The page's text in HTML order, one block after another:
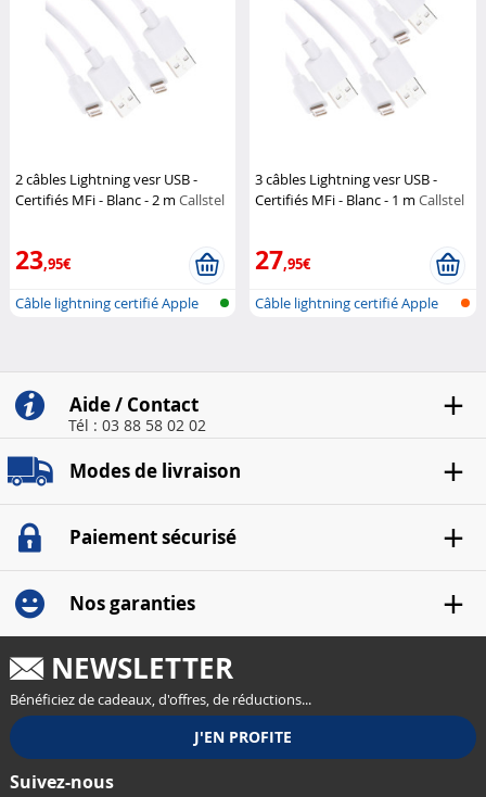
2 câbles Lightning vesr USB -
Certifiés MFi - Blanc - 2 m Callstel
23,95€
Câble lightning certifié Apple
3 câbles Lightning vesr USB -
Certifiés MFi - Blanc - 1 mCallstel
27,95€
Câble lightning certifié Apple
Aide / Contact
Tél : 03 88 58 02 02
Modes de livraison
Paiement sécurisé
Nos garanties
NEWSLETTER
Bénéficiez de cadeaux, d'offres, de réductions...
Suivez-nous